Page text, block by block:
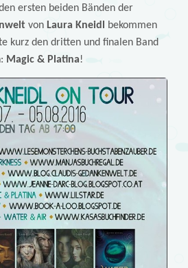
ersten beiden Bänden der
von Laura Kneidl
bekommen
kurz den dritten und finalen Band
Magic & Platina!